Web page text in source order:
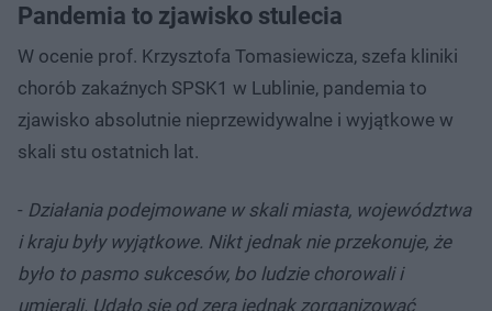
Pandemia to zjawisko stulecia
W ocenie prof. Krzysztofa Tomasiewicza, szefa kliniki
chorób zakaźnych SPSK1 w Lublinie, pandemia to
zjawisko absolutnie nieprzewidywalne i wyjątkowe w
skali stu ostatnich lat.
- Działania podejmowane w skali miasta, województwa
i kraju były wyjątkowe. Nikt jednak nie przekonuje, że
było to pasmo sukcesów, bo ludzie chorowali i
umierali. Udało się od zera jednak zorganizować